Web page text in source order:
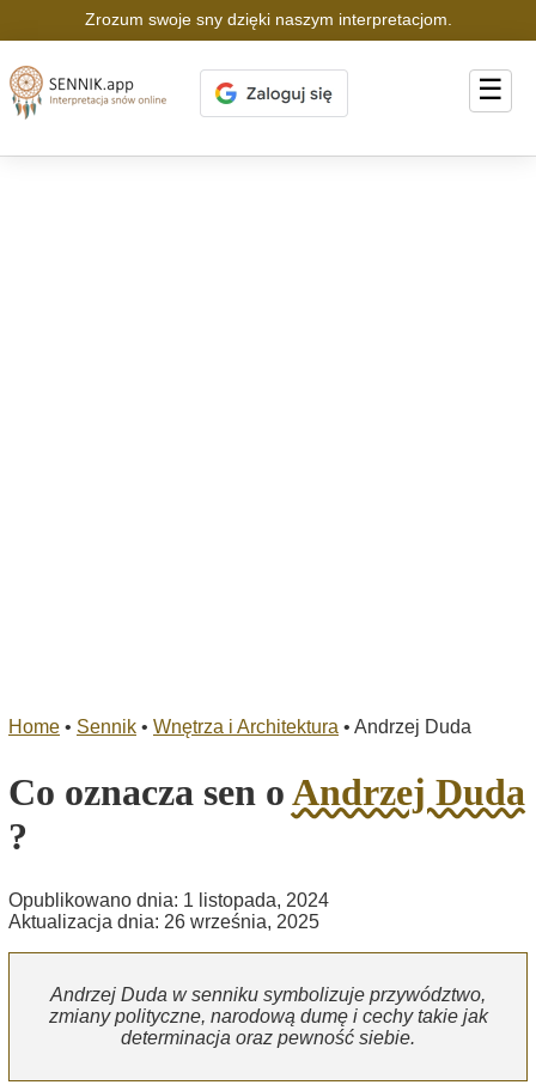
Zrozum swoje sny dzięki naszym interpretacjom.
☰
Home • Sennik • Wnętrza i Architektura • Andrzej Duda
Co oznacza sen oAndrzej Duda
?
Opublikowano dnia: 1 listopada, 2024
Aktualizacja dnia: 26 września, 2025
Andrzej Duda w senniku symbolizuje przywództwo,
zmiany polityczne, narodową dumę i cechy takie jak
determinacja oraz pewność siebie.